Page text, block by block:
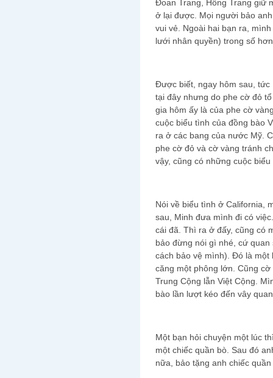
Đoan Trang, Hồng Trang giữ
ở lại được. Mọi người bảo
vui vẻ. Ngoài hai bạn ra,
lưới nhân quyền) trong số
Được biết, ngay hôm sau, tức
tại đây nhưng do phe cờ đỏ
gia hôm ấy là của phe cờ
cuộc biểu tình của đồng bào
ra ở các bang của nước Mỹ.
phe cờ đỏ và cờ vàng tránh
vậy, cũng có những cuộc
Nói về biểu tình ở California,
sau, Minh đưa mình đi có
cái đã. Thì ra ở đấy, cũng có
bảo đừng nói gì nhé, cứ
cách bảo vệ mình). Đó là
căng một phông lớn. Cũng
Trung Cộng lẫn Việt Cộng.
bào lần lượt kéo đến vây
Một bạn hỏi chuyện một lúc
một chiếc quần bò. Sau đó
nữa, bảo tặng anh chiếc